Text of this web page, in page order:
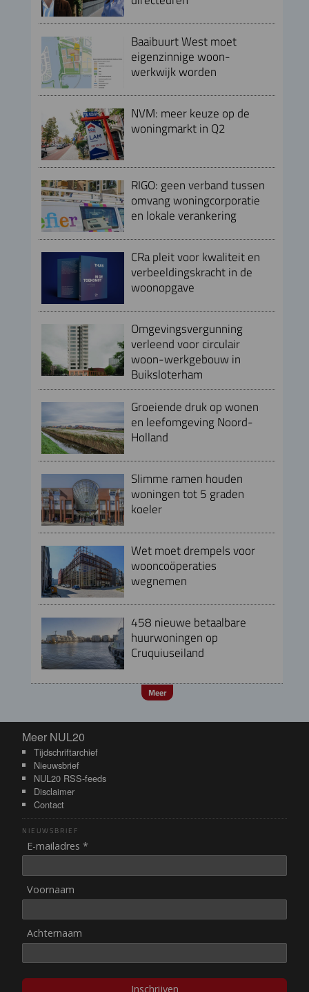
Baaibuurt West moet
eigenzinnige woon-
werkwijk worden
NVM: meer keuze op de
woningmarkt in Q2
RIGO: geen verband tussen
omvang woningcorporatie
en lokale verankering
CRa pleit voor kwaliteit en
verbeeldingskracht in de
woonopgave
Omgevingsvergunning
verleend voor circulair
woon-werkgebouw in
Buiksloterham
Groeiende druk op wonen
en leefomgeving Noord-
Holland
Slimme ramen houden
woningen tot 5 graden
koeler
Wet moet drempels voor
wooncoöperaties
wegnemen
458 nieuwe betaalbare
huurwoningen op
Cruquiuseiland
Meer
Meer NUL20
Meer NUL20
Tijdschriftarchief
Nieuwsbrief
NUL20 RSS-feeds
Disclaimer
Contact
NIEUWSBRIEF
E-mailadres *
Voornaam
Achternaam
Inschrijven